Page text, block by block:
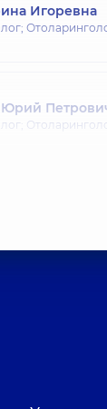
Игоревна
Юрий